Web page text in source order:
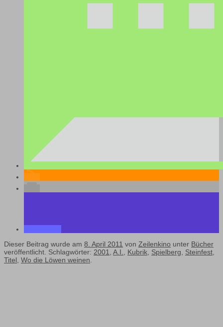
Dieser Beitrag wurde am 8. April 2011 von Zeilenkino unter Bücher
veröffentlicht. Schlagwörter: 2001, A.I., Kubrik, Spielberg, Steinfest,
Titel, Wo die Löwen weinen.